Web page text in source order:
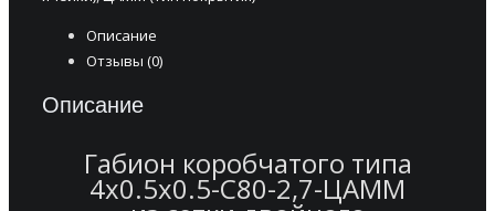
ЦАММ
Описание
Отзывы (0)
Описание
Габион коробчатого типа
4х0.5х0.5-С80-2,7-ЦАММ